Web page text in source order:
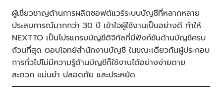
ผู้เชี่ยวชาญด้านการผลิตซอฟต์แวร์ระบบบัญชีที่หลากหลาย
ประสบการณ์มากกว่า 30 ปี เข้าใจผู้ใช้งานเป็นอย่างดี ทำให้
NEXTTO เป็นโปรแกรมบัญชีดิจิทัลที่มีฟังก์ชันด้านบัญชีครบ
ถ้วนที่สุด ตอบโจทย์สำนักงานบัญชี ในขณะเดียวกันผู้ประกอบ
การทั่วไปไม่มีความรู้ด้านบัญชีก็ใช้งานได้อย่างง่ายดาย
สะดวก แม่นยำ ปลอดภัย และประหยัด